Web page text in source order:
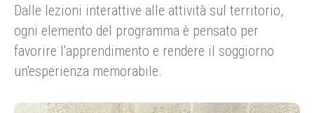
Dalle lezioni interattive alle attività sul territorio,
ogni elemento del programma è pensato per
favorire l'apprendimento e rendere il soggiorno
un'esperienza memorabile.